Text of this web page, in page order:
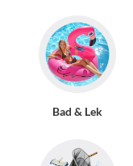
Bad & Lek